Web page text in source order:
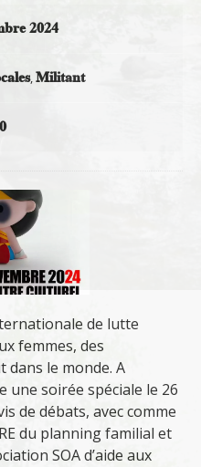
2024
,Militant
0
de lutte
femmes, des
le monde. A
une soirée spéciale le 26
de débats, avec comme
du planning familial et
SOA d’aide aux